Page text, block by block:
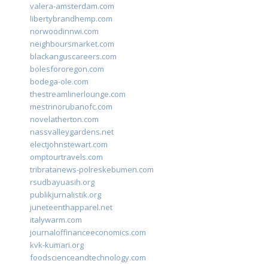
valera-amsterdam.com
libertybrandhemp.com
norwoodinnwi.com
neighboursmarket.com
blackanguscareers.com
bolesfororegon.com
bodega-ole.com
thestreamlinerlounge.com
mestrinorubanofc.com
novelatherton.com
nassvalleygardens.net
electjohnstewart.com
omptourtravels.com
tribratanews-polreskebumen.com
rsudbayuasih.org
publikjurnalistik.org
juneteenthapparel.net
italywarm.com
journaloffinanceeconomics.com
kvk-kumari.org
foodscienceandtechnology.com